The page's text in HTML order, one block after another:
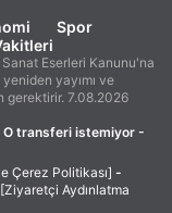
Spor
Eserleri Kanunu'na
yayımı ve
gerektirir. 7.08.2026
O transferi istemiyor -
Çerez Politikası] -
[Ziyaretçi Aydınlatma